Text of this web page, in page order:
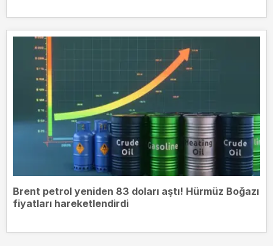
Brent petrol yeniden 83 doları aştı! Hürmüz Boğazı
fiyatları hareketlendirdi